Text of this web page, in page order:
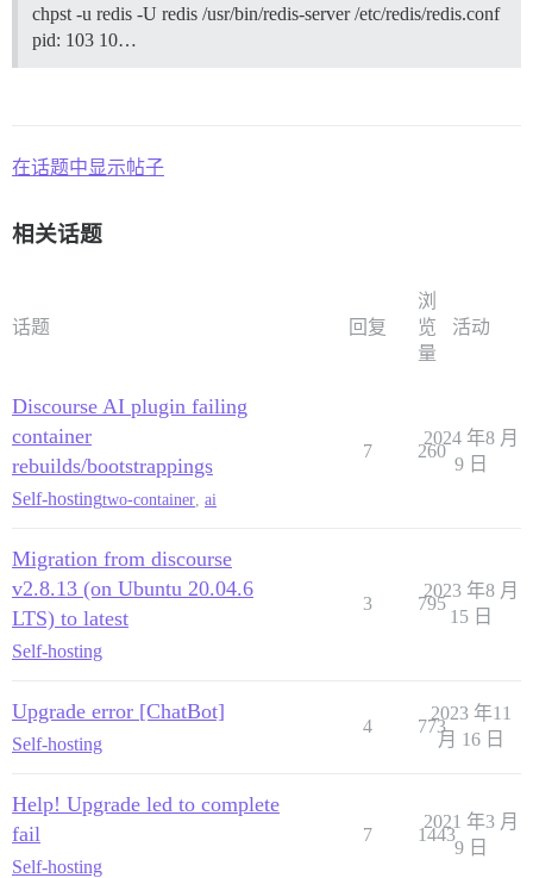
chpst -u redis -U redis /usr/bin/redis-server /etc/redis/redis.conf
pid: 103 10…
在话题中显示帖子
相关话题
话题 回复
浏
览
量
活动
Discourse AI plugin failing
container
rebuilds/bootstrappings
Self-hostingtwo-container ai
7 260
2024 年8 月
9 日
Migration from discourse
v2.8.13 (on Ubuntu 20.04.6
LTS) to latest
Self-hosting
3 795
2023 年8 月
15 日
Upgrade error [ChatBot]
Self-hosting
4 773
2023 年11
月 16 日
Help! Upgrade led to complete
fail
Self-hosting
7 1443
2021 年3 月
9 日